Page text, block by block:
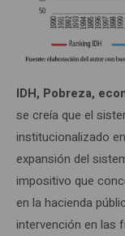
IDH, Pobreza,
se creía que el
institucionalizado
expansión del
impositivo que
en la hacienda
intervención en las